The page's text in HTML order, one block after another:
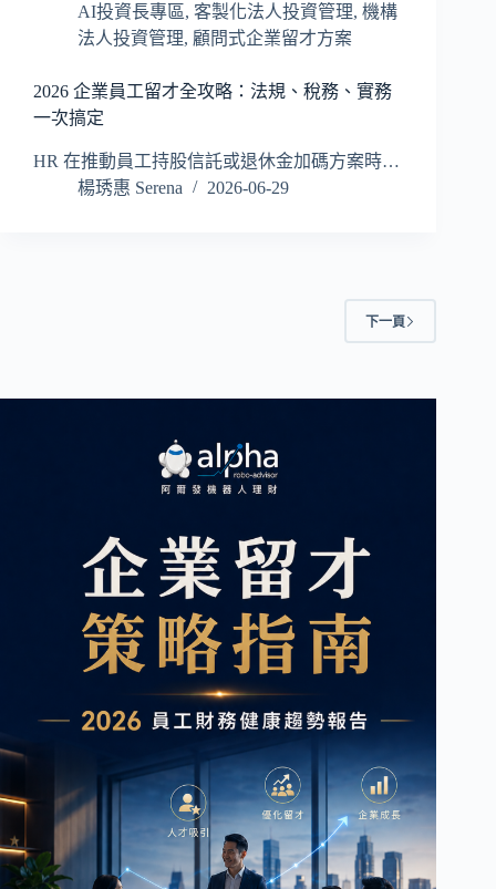
AI投資長專區, 客製化法人投資管理, 機構
法人投資管理, 顧問式企業留才方案
2026 企業員工留才全攻略：法規、稅務、實務
一次搞定
HR 在推動員工持股信託或退休金加碼方案時…
楊琇惠 Serena
2026-06-29
下一頁